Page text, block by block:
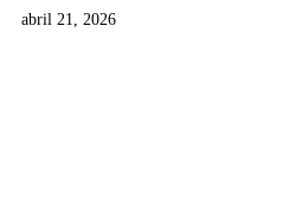
abril 21, 2026